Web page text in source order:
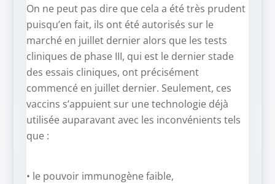
On ne peut pas dire que cela a été très prudent
puisqu’en fait, ils ont été autorisés sur le
marché en juillet dernier alors que les tests
cliniques de phase III, qui est le dernier stade
des essais cliniques, ont précisément
commencé en juillet dernier. Seulement, ces
vaccins s’appuient sur une technologie déjà
utilisée auparavant avec les inconvénients tels
que :
• le pouvoir immunogène faible,